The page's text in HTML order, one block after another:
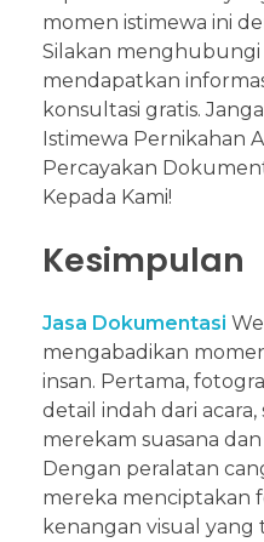
momen istimewa ini
Silakan
mendapatkan
konsultasi gratis.
Istimewa Pernikahan
Percayakan
Kepada Kami!
Kesimpulan
Jasa Dokumentasi
mengabadikan
insan. Pertama,
detail indah dari
merekam suasana
Dengan peralatan
mereka menciptakan
kenangan visual